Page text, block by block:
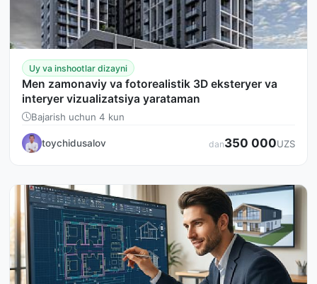
Uy va inshootlar dizayni
Men zamonaviy va fotorealistik 3D eksteryer va
interyer vizualizatsiya yarataman
Bajarish uchun 4 kun
toychidusalov dan350 000UZS